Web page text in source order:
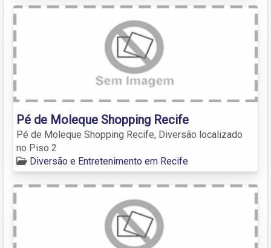
Pé de Moleque Shopping Recife
Pé de Moleque Shopping Recife, Diversão localizado
no Piso 2
Diversão e Entretenimento em Recife